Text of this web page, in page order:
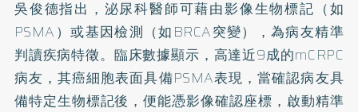
吳俊德指出，泌尿科醫師可藉由影像生物標記（如
PSMA）或基因檢測（如BRCA突變），為病友精準
判讀疾病特徵。臨床數據顯示，高達近9成的mCRPC
病友，其癌細胞表面具備PSMA表現，當確認病友具
備特定生物標記後，便能憑影像確認座標，啟動精準